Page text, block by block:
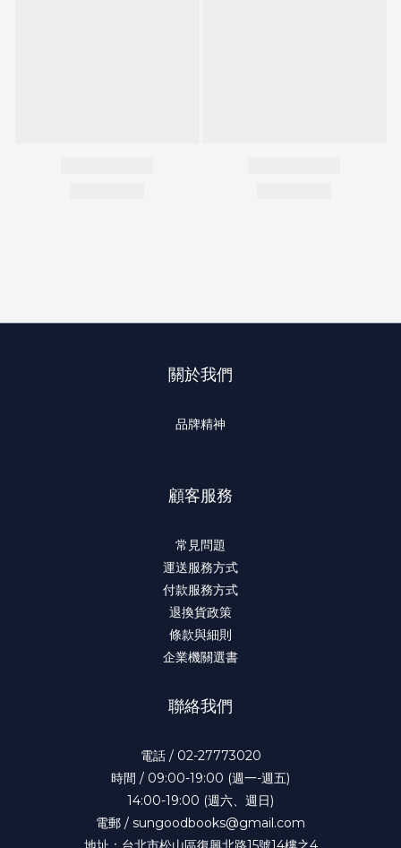
關於我們
品牌精神
顧客服務
常見問題
運送服務方式
付款服務方式
退換貨政策
條款與細則
企業機關選書
聯絡我們
電話 / 02-27773020
時間 / 09:00-19:00 (週一-週五)
14:00-19:00 (週六、週日)
電郵 / sungoodbooks@gmail.com